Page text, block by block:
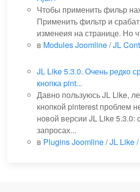
Чтобы применить фильр
Применить фильтр и
изменеия на странице. Но
в Modules Joomline/JL
JL Like 5.3.0. Очень редко
кнопка pint...
Давно пользуюсь JL Like,
кнопкой pinterest проблем
новой версии JL Like 5.3.0:
запросах...
в Plugins Joomline/JL Like